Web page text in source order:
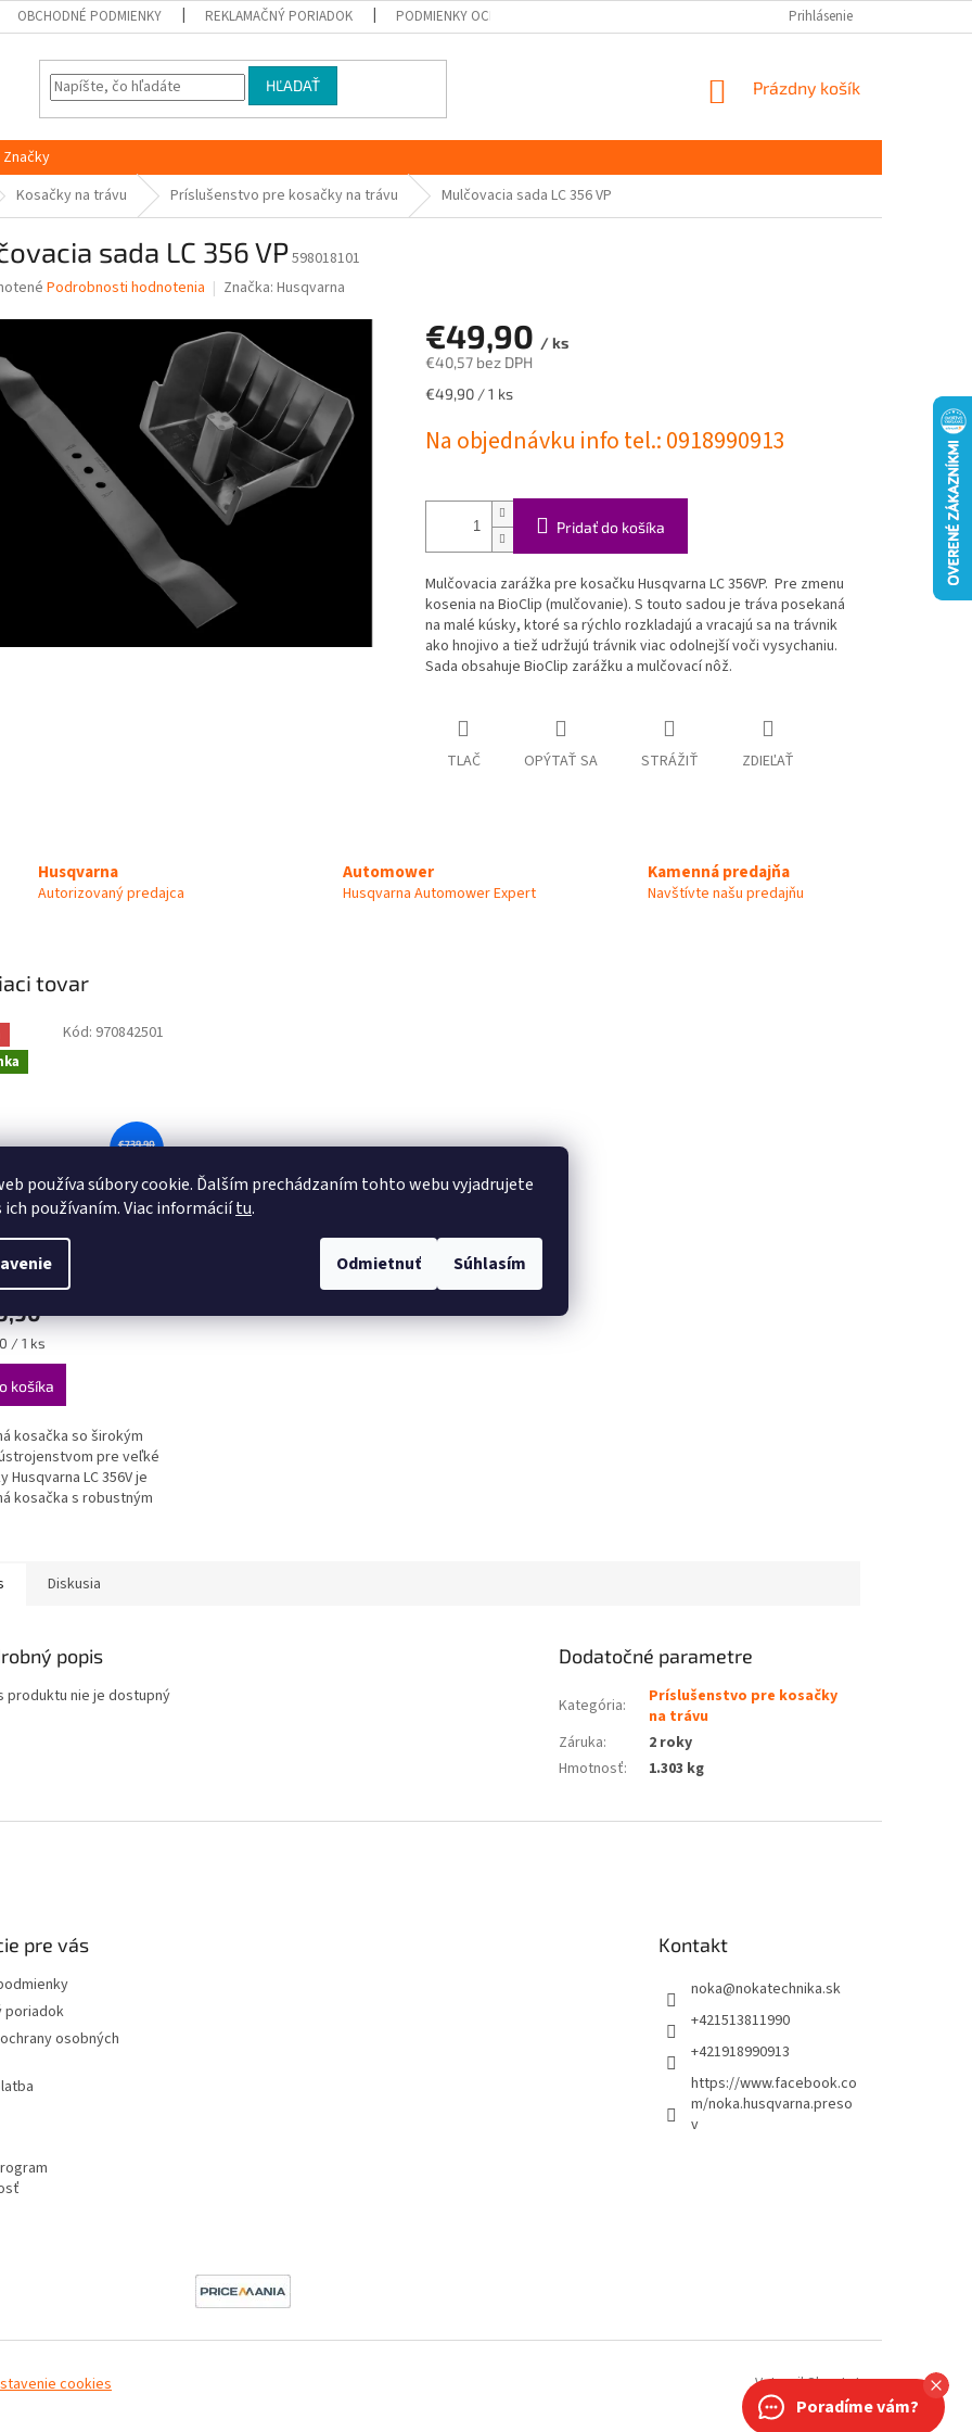
používa súbory cookie. Ďalším prechádzaním tohto webu vyjadrujete
ich používaním. Viac informáciítu.
Odmietnuť Súhlasím
OBCHODNÉ PODMIENKY REKLAMAČNÝ PORIADOK PODMIENKY OCHRANY OSOBNÝCH ÚDAJOV DOPRAVA A PLATBAPrihlásenie
HĽADAŤ
NÁKUPNÝ
Prázdny košík
Značky
Kosačky na trávu Príslušenstvo pre kosačky na trávu Mulčovacia sada LC 356 VP
sada LC 356 VP598018101
Podrobnosti hodnotenia Značka: Husqvarna
€49,90 / ks
€40,57 bez DPH
Jednotková
€49,90 / 1 ks
Na objednávku info tel.: 0918990913
Pridať do košíka
Mulčovacia zarážka pre kosačku Husqvarna LC 356VP. Pre zmenu
kosenia na BioClip (mulčovanie). S touto sadou je tráva posekaná
na malé kúsky, ktoré sa rýchlo rozkladajú a vracajú sa na trávnik
ako hnojivo a tiež udržujú trávnik viac odolnejší voči vysychaniu.
Sada obsahuje BioClip zarážku a mulčovací nôž.
TLAČ OPÝTAŤ SA STRÁŽIŤ ZDIEĽAŤ
Husqvarna
Autorizovaný predajca
Automower
Husqvarna Automower Expert
Kamenná predajňa
Navštívte našu predajňu
tovar
€739,90
LC 356V
/ 1 ks
košíka
kosačka so širokým
pre veľké
Husqvarna LC 356V je
kosačka s robustným
Kód: 970842501
Diskusia
popis
produktu nie je dostupný
Dodatočné parametre
Kategória:
Príslušenstvo pre kosačky
na trávu
Záruka:
2 roky
Hmotnosť: 1.303 kg
pre vás
poriadok
osobných
Kontakt
noka@nokatechnika.sk
+421513811990
+421918990913
https://www.facebook.co
m/noka.husqvarna.preso
v
Vytvoril Shoptet
cookies
Poradíme vám?